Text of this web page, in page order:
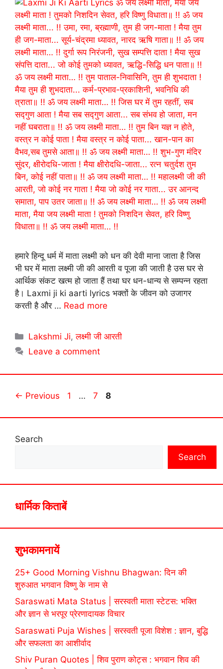
हमारे हिन्दू धर्म में माता लक्ष्मी को धन की देवी माना जाता है जिस
भी घर में माता लक्ष्मी जी की आरती व पूजा की जाती है उस घर से
आर्थिक संकट खत्म हो जाता हैं तथा घर धन-धान्य से सम्पन्न रहता
है। Laxmi ji ki aarti lyrics भक्तों के जीवन को उजागर
करती है और … Read more
Categories
Lakshmi Ji,लक्ष्मी जी आरती
Leave a comment
← Previous Page
1 … Page
7 Page
8
Search
Search
धार्मिक किताबें
शुभकामनायें
25+ Good Morning Vishnu Bhagwan: दिन की
शुरुआत भगवान विष्णु के नाम से
Saraswati Mata Status | सरस्वती माता स्टेटस: भक्ति
और ज्ञान से भरपूर प्रेरणादायक विचार
Saraswati Puja Wishes | सरस्वती पूजा विशेश : ज्ञान, बुद्धि
और सफलता का आशीर्वाद
Shiv Puran Quotes | शिव पुराण कोट्स : भगवान शिव की